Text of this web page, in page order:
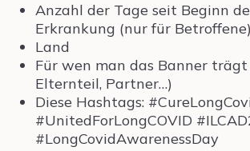
Anzahl der Tage seit Beginn
Erkrankung (nur für Betroffene)
Land
Für wen man das Banner trägt
Elternteil, Partner…)
Diese Hashtags:
#UnitedForLongCOVID
#LongCovidAwarenessDay